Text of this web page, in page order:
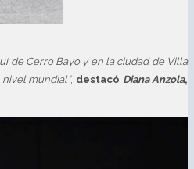
de Cerro Bayo y en la ciudad de Villa
mundial”, destacó Diana Anzola,